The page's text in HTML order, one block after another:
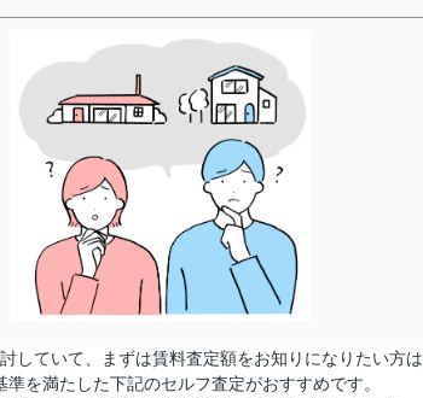
していて、まずは賃料査定額をお知りになりたい方は
準を満たした下記のセルフ査定がおすすめです。